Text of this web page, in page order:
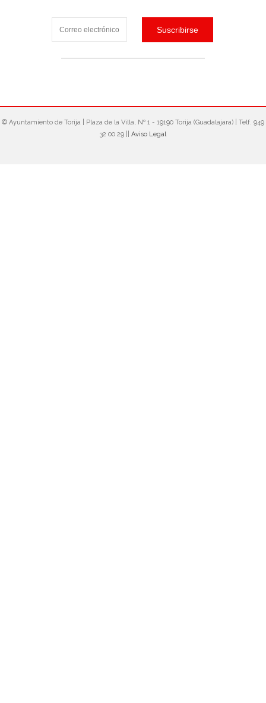
© Ayuntamiento de Torija‎ | Plaza de la Villa, Nº 1 - 19190 Torija (Guadalajara) | Telf. 949
32 00 29 || Aviso Legal